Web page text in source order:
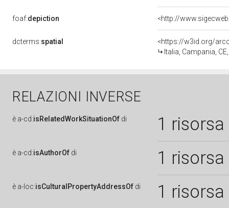
foaf:depiction
dcterms:spatial
<https://w3id.org/
Italia, Campania,
RELAZIONI INVERSE
è a-cd:isRelatedWorkSituationOf di 1 risorsa
è a-cd:isAuthorOf di 1 risorsa
è a-loc:isCulturalPropertyAddressOf di 1 risorsa